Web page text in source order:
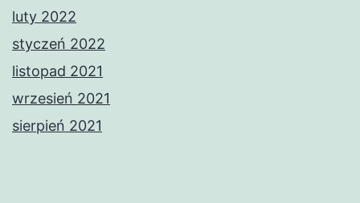
luty 2022
styczeń 2022
listopad 2021
wrzesień 2021
sierpień 2021